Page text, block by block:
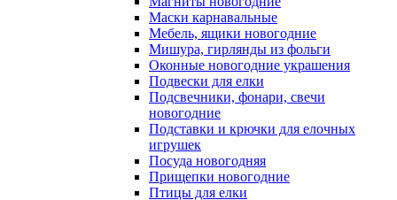
Маски карнавальные
Мебель, ящики новогодние
Мишура, гирлянды из фольги
Оконные новогодние украшения
Подвески для елки
Подсвечники, фонари, свечи
новогодние
Подставки и крючки для елочных
игрушек
Посуда новогодняя
Прищепки новогодние
Птицы для елки